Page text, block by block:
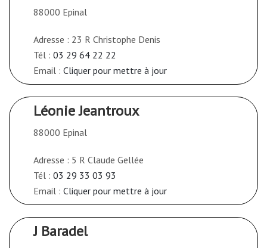
88000 Epinal
Adresse : 23 R Christophe Denis
Tél : 03 29 64 22 22
Email : Cliquer pour mettre à jour
Léonie Jeantroux
88000 Epinal
Adresse : 5 R Claude Gellée
Tél : 03 29 33 03 93
Email : Cliquer pour mettre à jour
J Baradel